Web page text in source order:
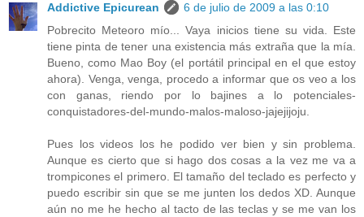
Addictive Epicurean
6 de julio de 2009 a las 0:10
Pobrecito Meteoro mío... Vaya inicios tiene su vida. Este
tiene pinta de tener una existencia más extraña que la mía.
Bueno, como Mao Boy (el portátil principal en el que estoy
ahora). Venga, venga, procedo a informar que os veo a los
con ganas, riendo por lo bajines a lo potenciales-
conquistadores-del-mundo-malos-maloso-jajejijoju.
Pues los videos los he podido ver bien y sin problema.
Aunque es cierto que si hago dos cosas a la vez me va a
trompicones el primero. El tamaño del teclado es perfecto y
puedo escribir sin que se me junten los dedos XD. Aunque
aún no me he hecho al tacto de las teclas y se me van los